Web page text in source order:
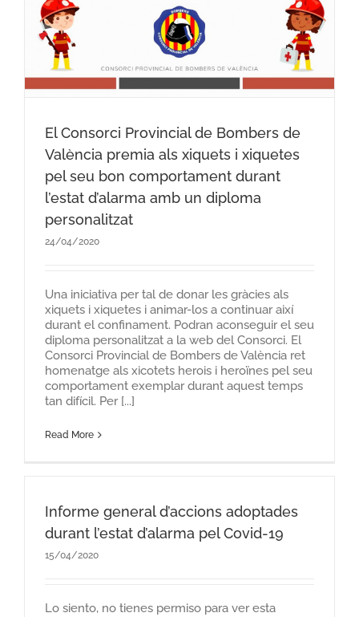
El Consorci Provincial de Bombers de
València premia als xiquets i xiquetes
pel seu bon comportament durant
l’estat d’alarma amb un diploma
personalitzat
24/04/2020
Una iniciativa per tal de donar les gràcies als
xiquets i xiquetes i animar-los a continuar així
durant el confinament. Podran aconseguir el seu
diploma personalitzat a la web del Consorci. El
Consorci Provincial de Bombers de València ret
homenatge als xicotets herois i heroïnes pel seu
comportament exemplar durant aquest temps
tan difícil. Per [...]
Read More
Informe general d’accions adoptades
durant l’estat d’alarma pel Covid-19
15/04/2020
Lo siento, no tienes permiso para ver esta